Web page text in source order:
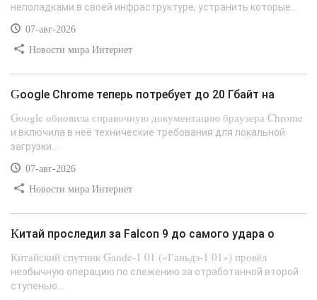
неполадками в своей инфраструктуре, устранить которые...
07-авг-2026
Новости мира Интернет
Google Chrome теперь потребует до 20 Гбайт на
Google обновила справочную документацию браузера Chrome
и включила в неё технические требования для локальной
загрузки...
07-авг-2026
Новости мира Интернет
Китай проследил за Falcon 9 до самого удара о
Китайский спутник Gande-1 01 («Ганьдэ-1 01») провёл
необычную операцию по слежению за отработанной второй
ступенью...